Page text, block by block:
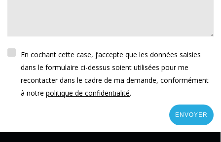
En cochant cette case, j’accepte que les données saisies
dans le formulaire ci-dessus soient utilisées pour me
recontacter dans le cadre de ma demande, conformément
à notre politique de confidentialité.
ENVOYER